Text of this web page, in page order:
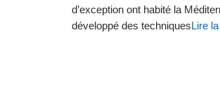
d’exception ont habité la
développé des techniquesLire